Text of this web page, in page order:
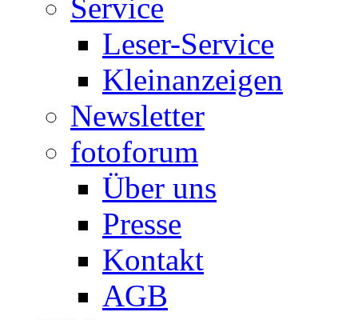
Service
Leser-Service
Kleinanzeigen
Newsletter
fotoforum
Über uns
Presse
Kontakt
AGB